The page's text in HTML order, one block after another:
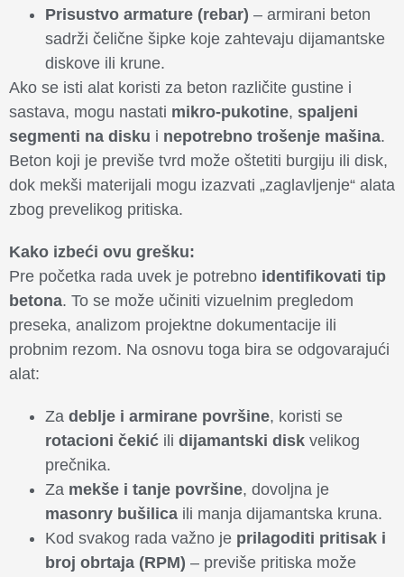
Prisustvo armature (rebar) – armirani beton
sadrži čelične šipke koje zahtevaju dijamantske
diskove ili krune.
Ako se isti alat koristi za beton različite gustine i
sastava, mogu nastati mikro-pukotine, spaljeni
segmenti na disku i nepotrebno trošenje mašina.
Beton koji je previše tvrd može oštetiti burgiju ili disk,
dok mekši materijali mogu izazvati „zaglavljenje“ alata
zbog prevelikog pritiska.
Kako izbeći ovu grešku:
Pre početka rada uvek je potrebno identifikovati tip
betona. To se može učiniti vizuelnim pregledom
preseka, analizom projektne dokumentacije ili
probnim rezom. Na osnovu toga bira se odgovarajući
alat:
Za deblje i armirane površine, koristi se
rotacioni čekić ili dijamantski disk velikog
prečnika.
Za mekše i tanje površine, dovoljna je
masonry bušilica ili manja dijamantska kruna.
Kod svakog rada važno je prilagoditi pritisak i
broj obrtaja (RPM) – previše pritiska može